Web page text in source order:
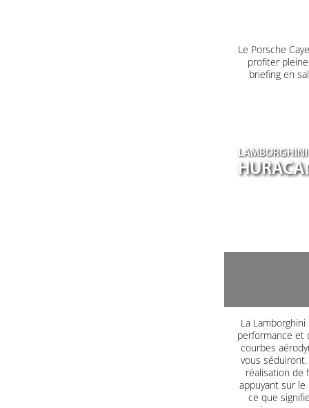
Le Porsche
profiter
briefing en
LAMBORGHINI
La
performance et
courbes
vous
réalisation de
appuyant sur le
ce que